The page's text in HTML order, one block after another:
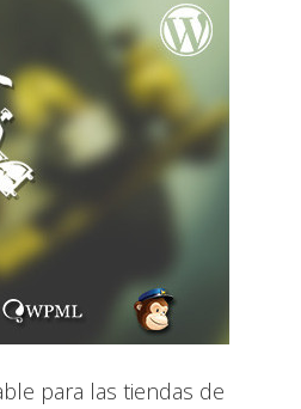
para las tiendas de